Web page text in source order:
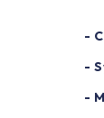
-
-
-